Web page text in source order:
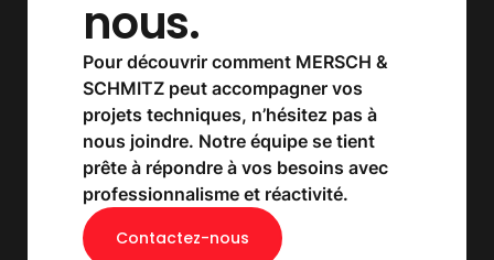
nous.
Pour découvrir comment MERSCH &
SCHMITZ peut accompagner vos
projets techniques, n’hésitez pas à
nous joindre. Notre équipe se tient
prête à répondre à vos besoins avec
professionnalisme et réactivité.
Contactez-nous